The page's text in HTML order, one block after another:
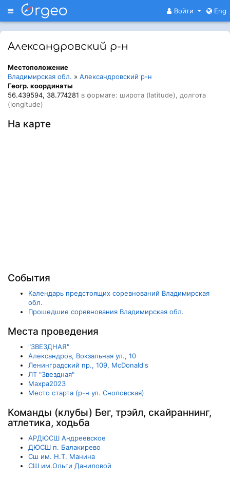
Меню Войти Eng
Александровский р-н
Местоположение
Владимирская обл. » Александровский р-н
Геогр. координаты
56.439594, 38.774281 в формате: широта (latitude), долгота
(longitude)
На карте
События
Календарь предстоящих соревнований Владимирская
обл.
Прошедшие соревнования Владимирская обл.
Места проведения
"ЗВЕЗДНАЯ"
Александров, Вокзальная ул., 10
Ленинградский пр., 109, McDonald's
ЛТ "Звездная"
Махра2023
Место старта (р-н ул. Сноповская)
Команды (клубы) Бег, трэйл, скайраннинг,
атлетика, ходьба
АРДЮСШ Андреевское
ДЮСШ п. Балакирево
Сш им. Н.Т. Манина
СШ им.Ольги Даниловой